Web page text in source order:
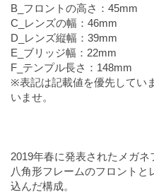
B_フロントの高さ：45mm
C_レンズの幅：46mm
D_レンズ縦幅：39mm
E_ブリッジ幅：22mm
F_テンプル長さ：148mm
※表記は記載値を優先してい
いませ。
2019年春に発表されたメガネ
八角形フレームのフロントと
込んだ構成。